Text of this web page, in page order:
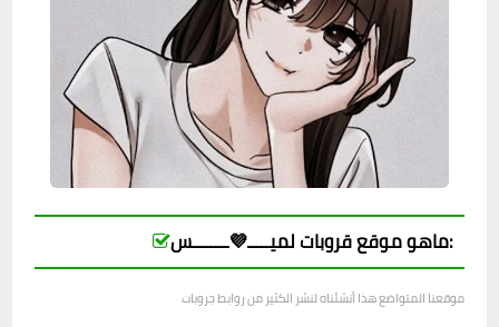
ماهو موقع قروبات لميـــــ💜ــــــــس:
موقعنا المتواضع هذا أنشئناه لنشر الكثير من روابط جروبات